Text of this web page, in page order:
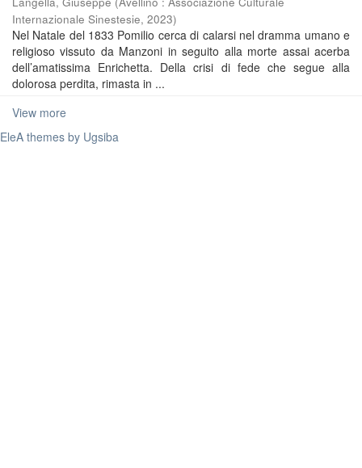
Internazionale Sinestesie, 2023)
Nel Natale del 1833 Pomilio cerca di calarsi nel dramma umano e
religioso vissuto da Manzoni in seguito alla morte assai acerba
dell’amatissima Enrichetta. Della crisi di fede che segue alla
dolorosa perdita, rimasta in ...
View more
EleA themes by Ugsiba